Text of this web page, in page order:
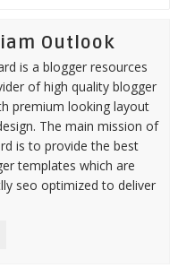
Outlook
is a blogger resources
of high quality blogger
premium looking layout
The main mission of
is to provide the best
templates which are
seo optimized to deliver